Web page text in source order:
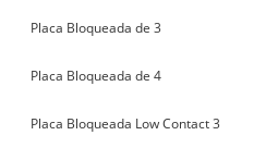
Placa Bloqueada de 3
Placa Bloqueada de 4
Placa Bloqueada Low Contact 3